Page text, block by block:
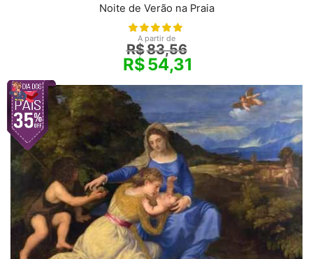
Noite de Verão na Praia
A partir de
R$83,56
R$54,31